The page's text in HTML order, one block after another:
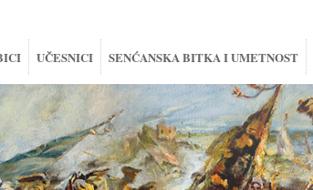
UČESNICI SENĆANSKA BITKA I UMETNOST